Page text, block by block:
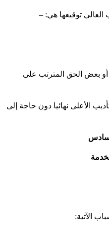
توقيعها هي: –
بعض الحق المترتب على
الأعلى نهائيا دون حاجة إلى
الآتية: